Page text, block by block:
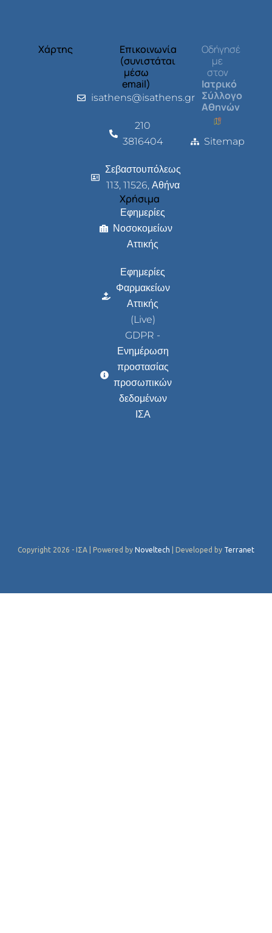
Χάρτης
Επικοινωνία
(συνιστάται
μέσω
email)
isathens@isathens.gr
210
3816404
Σεβαστουπόλεως
113, 11526, Αθήνα
Χρήσιμα
Εφημερίες
Νοσοκομείων
Αττικής
Εφημερίες
Φαρμακείων
Αττικής
(Live)
GDPR -
Ενημέρωση
προστασίας
προσωπικών
δεδομένων
ΙΣΑ
Οδήγησέ
με
στον
Ιατρικό
Σύλλογο
Αθηνών
Sitemap
Copyright 2026 - ΙΣΑ | Powered by Noveltech | Developed by Terranet